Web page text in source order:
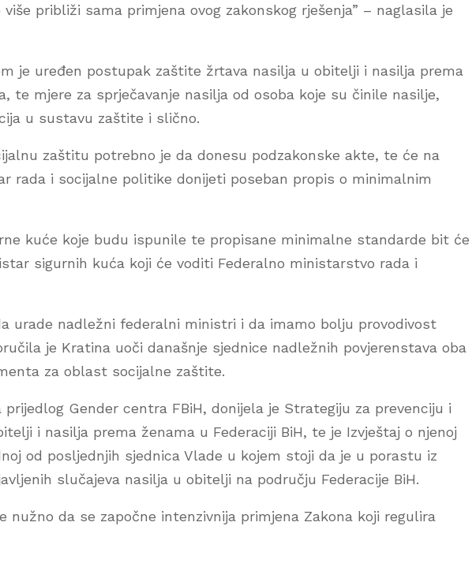
približi sama primjena ovog zakonskog rješenja” – naglasila je
je uređen postupak zaštite žrtava nasilja u obitelji i nasilja prema
te mjere za sprječavanje nasilja od osoba koje su činile nasilje,
u sustavu zaštite i slično.
zaštitu potrebno je da donesu podzakonske akte, te će na
rada i socijalne politike donijeti poseban propis o minimalnim
kuće koje budu ispunile te propisane minimalne standarde bit će
sigurnih kuća koji će voditi Federalno ministarstvo rada i
urade nadležni federalni ministri i da imamo bolju provodivost
je Kratina uoči današnje sjednice nadležnih povjerenstava oba
za oblast socijalne zaštite.
prijedlog Gender centra FBiH, donijela je Strategiju za prevenciju i
i nasilja prema ženama u Federaciji BiH, te je Izvještaj o njenoj
od posljednjih sjednica Vlade u kojem stoji da je u porastu iz
slučajeva nasilja u obitelji na području Federacije BiH.
nužno da se započne intenzivnija primjena Zakona koji regulira